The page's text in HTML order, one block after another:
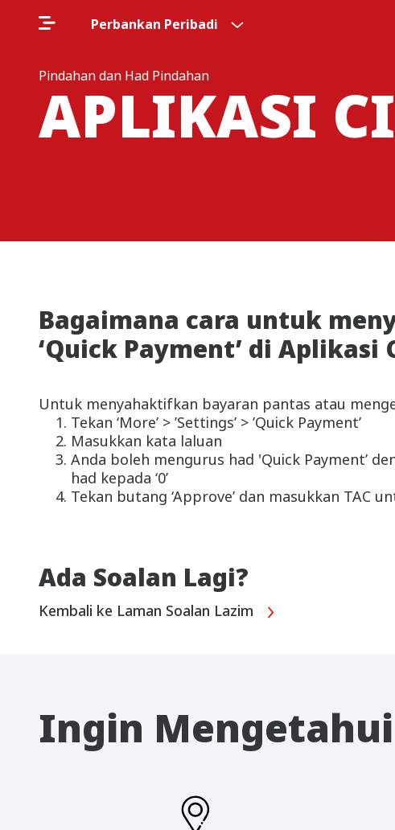
Perbankan Peribadi
Pindahan dan Had Pindahan
APLIKASI
Bagaimana cara untuk
‘Quick Payment’ di Aplikasi
Untuk menyahaktifkan bayaran pantas atau
Tekan ‘More’ > ’Settings’ > ’Quick Payment’
Masukkan kata laluan
Anda boleh mengurus had 'Quick Payment’
had kepada ‘0’
Tekan butang ‘Approve’ dan masukkan TAC
Ada Soalan Lagi?
Kembali ke Laman Soalan Lazim
Ingin